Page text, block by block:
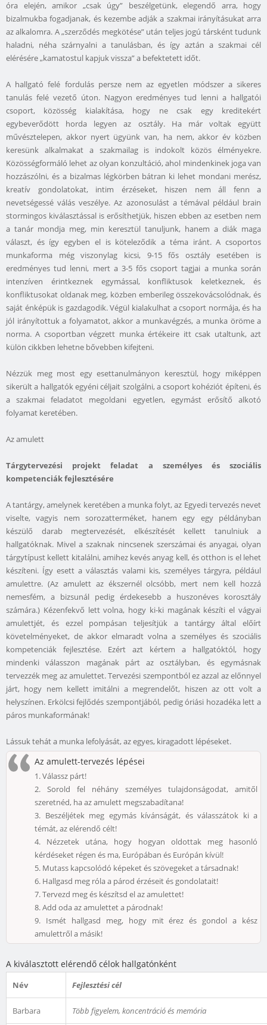
óra elején, amikor „csak úgy” beszélgetünk, elegendő arra, hogy
bizalmukba fogadjanak, és kezembe adják a szakmai irányításukat arra
az alkalomra. A „szerződés megkötése” után teljes jogú társként tudunk
haladni, néha szárnyalni a tanulásban, és így aztán a szakmai cél
elérésére „kamatostul kapjuk vissza” a befektetett időt.
A hallgató felé fordulás persze nem az egyetlen módszer a sikeres
tanulás felé vezető úton. Nagyon eredményes tud lenni a hallgatói
csoport, közösség kialakítása, hogy ne csak egy kreditekért
egybeverődött horda legyen az osztály. Ha már voltak együtt
művésztelepen, akkor nyert ügyünk van, ha nem, akkor év közben
keresünk alkalmakat a szakmailag is indokolt közös élményekre.
Közösségformáló lehet az olyan konzultáció, ahol mindenkinek joga van
hozzászólni, és a bizalmas légkörben bátran ki lehet mondani merész,
kreatív gondolatokat, intim érzéseket, hiszen nem áll fenn a
nevetségessé válás veszélye. Az azonosulást a témával például brain
stormingos kiválasztással is erősíthetjük, hiszen ebben az esetben nem
a tanár mondja meg, min keresztül tanuljunk, hanem a diák maga
választ, és így egyben el is köteleződik a téma iránt. A csoportos
munkaforma még viszonylag kicsi, 9-15 fős osztály esetében is
eredményes tud lenni, mert a 3-5 fős csoport tagjai a munka során
intenzíven érintkeznek egymással, konfliktusok keletkeznek, és
konfliktusokat oldanak meg, közben emberileg összekovácsolódnak, és
saját énképük is gazdagodik. Végül kialakulhat a csoport normája, és ha
jól irányítottuk a folyamatot, akkor a munkavégzés, a munka öröme a
norma. A csoportban végzett munka értékeire itt csak utaltunk, azt
külön cikkben lehetne bővebben kifejteni.
Nézzük meg most egy esettanulmányon keresztül, hogy miképpen
sikerült a hallgatók egyéni céljait szolgálni, a csoport kohéziót építeni, és
a szakmai feladatot megoldani egyetlen, egymást erősítő alkotó
folyamat keretében.
Az amulett
Tárgytervezési projekt feladat a személyes és szociális
kompetenciák fejlesztésére
A tantárgy, amelynek keretében a munka folyt, az Egyedi tervezés nevet
viselte, vagyis nem sorozatterméket, hanem egy egy példányban
készülő darab megtervezését, elkészítését kellett tanulniuk a
hallgatóknak. Mivel a szaknak nincsenek szerszámai és anyagai, olyan
tárgytípust kellett kitalálni, amihez kevés anyag kell, és otthon is el lehet
készíteni. Így esett a választás valami kis, személyes tárgyra, például
amulettre. (Az amulett az ékszernél olcsóbb, mert nem kell hozzá
nemesfém, a bizsunál pedig érdekesebb a huszonéves korosztály
számára.) Kézenfekvő lett volna, hogy ki-ki magának készíti el vágyai
amulettjét, és ezzel pompásan teljesítjük a tantárgy által előírt
követelményeket, de akkor elmaradt volna a személyes és szociális
kompetenciák fejlesztése. Ezért azt kértem a hallgatóktól, hogy
mindenki válasszon magának párt az osztályban, és egymásnak
tervezzék meg az amulettet. Tervezési szempontból ez azzal az előnnyel
járt, hogy nem kellett imitálni a megrendelőt, hiszen az ott volt a
helyszínen. Erkölcsi fejlődés szempontjából, pedig óriási hozadéka lett a
páros munkaformának!
Lássuk tehát a munka lefolyását, az egyes, kiragadott lépéseket.
Az amulett-tervezés lépései
1.Válassz párt!
2.
Sorold fel néhány személyes tulajdonságodat, amitől
szeretnéd, ha az amulett megszabadítana!
3. Beszéljétek meg egymás kívánságát, és válasszátok ki a
témát, az elérendő célt!
4.
Nézzetek utána, hogy hogyan oldottak meg hasonló
kérdéseket régen és ma, Európában és Európán kívül!
5. Mutass kapcsolódó képeket és szövegeket a társadnak!
6. Hallgasd meg róla a párod érzéseit és gondolatait!
7.Tervezd meg és készítsd el az amulettet!
8.Add oda az amulettet a párodnak!
9. Ismét hallgasd meg, hogy mit érez és gondol a kész
amulettről a másik!
A kiválasztott elérendő célok hallgatónként
Név Fejlesztési cél
Barbara Több figyelem, koncentráció és memória